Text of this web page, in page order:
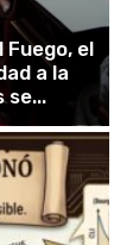
el
a la
se...